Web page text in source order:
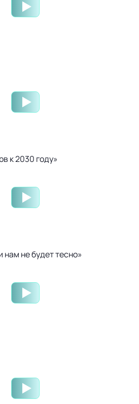
к 2030 году»
не будет тесно»